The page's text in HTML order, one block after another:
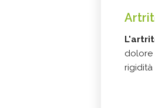
dolore
rigidità